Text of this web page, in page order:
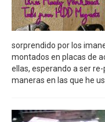
sorprendido por los
montados en placas de
ellas, esperando a ser
maneras en las que he